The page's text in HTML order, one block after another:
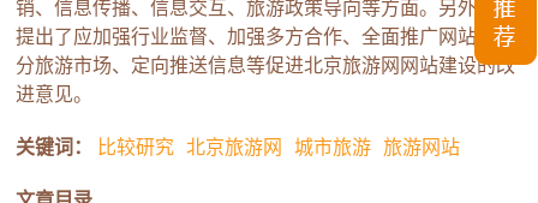
销、信息传播、信息交互、旅游政策导向等方面。另外，还
提出了应加强行业监督、加强多方合作、全面推广网站、细
分旅游市场、定向推送信息等促进北京旅游网网站建设的改
进意见。
关键词： 比较研究 北京旅游网 城市旅游 旅游网站